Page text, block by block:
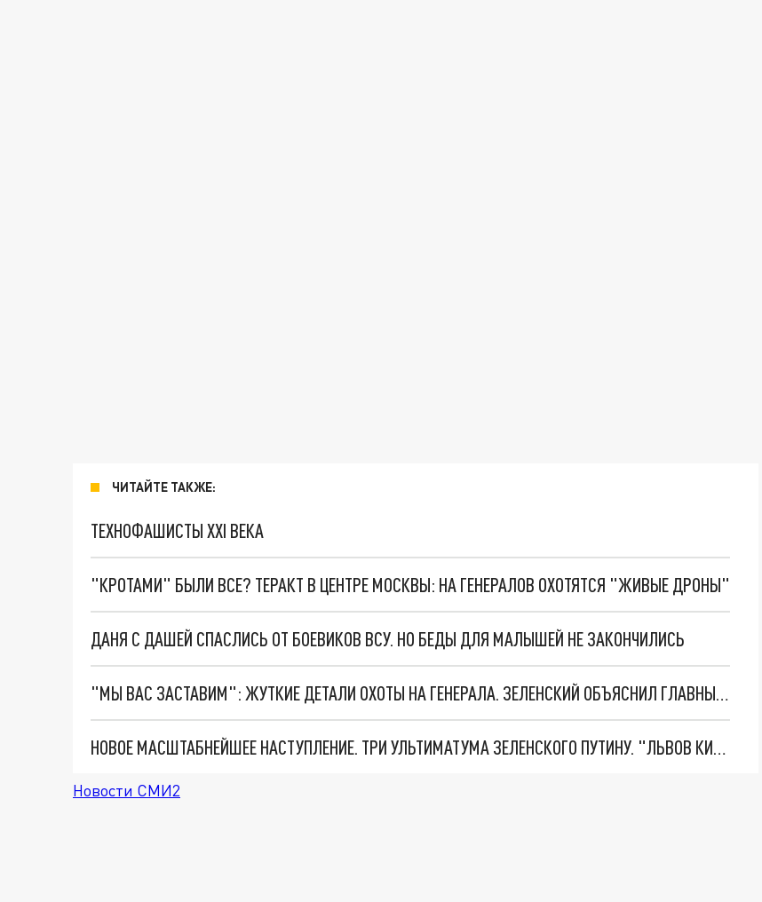
ЧИТАЙТЕ ТАКЖЕ:
ТЕХНОФАШИСТЫ XXI ВЕКА
"КРОТАМИ" БЫЛИ ВСЕ? ТЕРАКТ В ЦЕНТРЕ МОСКВЫ: НА ГЕНЕРАЛОВ ОХОТЯТСЯ "ЖИВЫЕ ДРОНЫ"
ДАНЯ С ДАШЕЙ СПАСЛИСЬ ОТ БОЕВИКОВ ВСУ. НО БЕДЫ ДЛЯ МАЛЫШЕЙ НЕ ЗАКОНЧИЛИСЬ
"МЫ ВАС ЗАСТАВИМ": ЖУТКИЕ ДЕТАЛИ ОХОТЫ НА ГЕНЕРАЛА. ЗЕЛЕНСКИЙ ОБЪЯСНИЛ ГЛАВНЫЙ СМЫСЛ ТЕРАКТА В ЦЕНТРЕ МОСКВЫ
НОВОЕ МАСШТАБНЕЙШЕЕ НАСТУПЛЕНИЕ. ТРИ УЛЬТИМАТУМА ЗЕЛЕНСКОГО ПУТИНУ. "ЛЬВОВ КИМА" ПОСТАВЯТ НА ПВО? ГЛОБАЛЬНЫЙ ПРОРЫВ ПОД ЗАПОРОЖЬЕМ
Новости СМИ2